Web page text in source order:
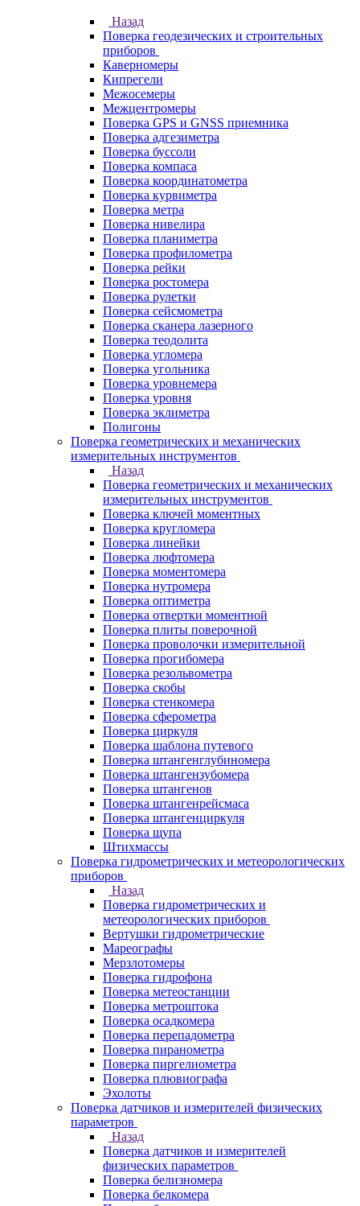
Назад
Поверка геодезических и строительных
приборов
Каверномеры
Кипрегели
Межосемеры
Межцентромеры
Поверка GPS и GNSS приемника
Поверка адгезиметра
Поверка буссоли
Поверка компаса
Поверка координатометра
Поверка курвиметра
Поверка метра
Поверка нивелира
Поверка планиметра
Поверка профилометра
Поверка рейки
Поверка ростомера
Поверка рулетки
Поверка сейсмометра
Поверка сканера лазерного
Поверка теодолита
Поверка угломера
Поверка угольника
Поверка уровнемера
Поверка уровня
Поверка эклиметра
Полигоны
Поверка геометрических и механических
измерительных инструментов
Назад
Поверка геометрических и механических
измерительных инструментов
Поверка ключей моментных
Поверка кругломера
Поверка линейки
Поверка люфтомера
Поверка моментомера
Поверка нутромера
Поверка оптиметра
Поверка отвертки моментной
Поверка плиты поверочной
Поверка проволочки измерительной
Поверка прогибомера
Поверка резольвометра
Поверка скобы
Поверка стенкомера
Поверка сферометра
Поверка циркуля
Поверка шаблона путевого
Поверка штангенглубиномера
Поверка штангензубомера
Поверка штангенов
Поверка штангенрейсмаса
Поверка штангенциркуля
Поверка щупа
Штихмассы
Поверка гидрометрических и метеорологических
приборов
Назад
Поверка гидрометрических и
метеорологических приборов
Вертушки гидрометрические
Мареографы
Мерзлотомеры
Поверка гидрофона
Поверка метеостанции
Поверка метроштока
Поверка осадкомера
Поверка перепадометра
Поверка пиранометра
Поверка пиргелиометра
Поверка плювиографа
Эхолоты
Поверка датчиков и измерителей физических
параметров
Назад
Поверка датчиков и измерителей
физических параметров
Поверка белизномера
Поверка белкомера